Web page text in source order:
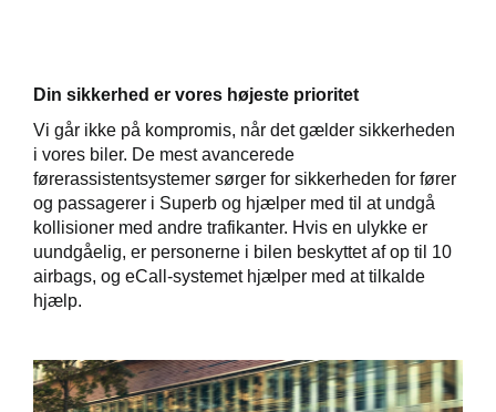
Din sikkerhed er vores højeste prioritet
Vi går ikke på kompromis, når det gælder sikkerheden
i vores biler. De mest avancerede
førerassistentsystemer sørger for sikkerheden for fører
og passagerer i Superb og hjælper med til at undgå
kollisioner med andre trafikanter. Hvis en ulykke er
uundgåelig, er personerne i bilen beskyttet af op til 10
airbags, og eCall-systemet hjælper med at tilkalde
hjælp.